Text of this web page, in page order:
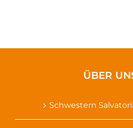
ÜBER
Schwestern